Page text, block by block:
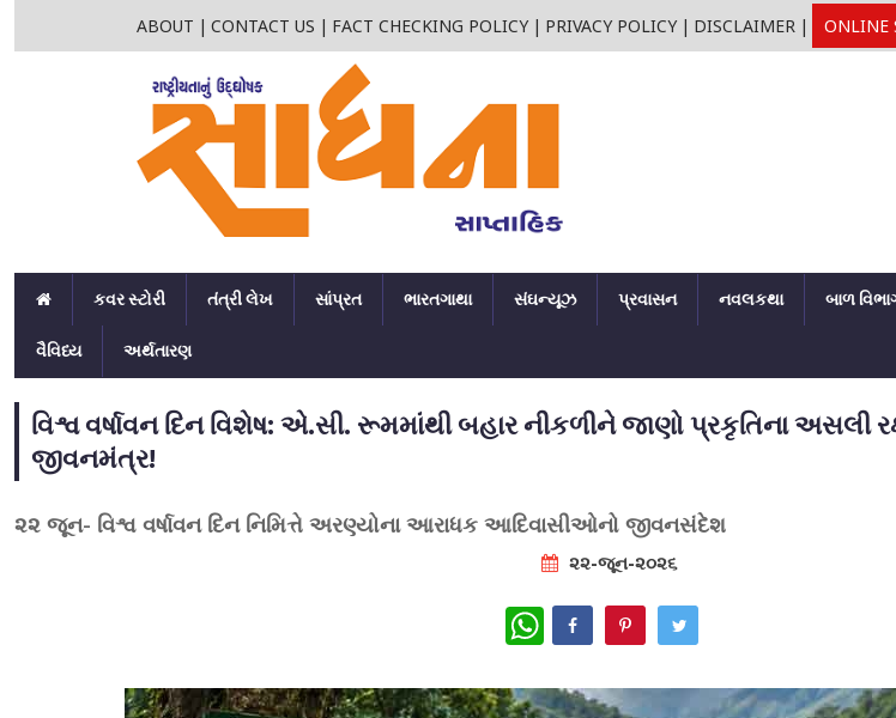
ABOUT | CONTACT US | FACT CHECKING POLICY | PRIVACY POLICY | DISCLAIMER | ONLINE
કવર સ્ટોરી તંત્રી લેખ સાંપ્રત ભારતગાથા સંઘન્યૂઝ પ્રવાસન નવલકથા બાળ
વૈવિધ્ય અર્થતારણ
વિશ્વ વર્ષાવન દિન વિશેષ: એ.સી. રૂમમાંથી બહાર નીકળીને જાણો પ્રકૃતિના અસલી
જીવનમંત્ર!
૨૨ જૂન- વિશ્વ વર્ષાવન દિન નિમિત્તે અરણ્યોના આરાધક આદિવાસીઓનો જીવનસંદેશ
૨૨-જૂન-૨૦૨૬
WhatsApp